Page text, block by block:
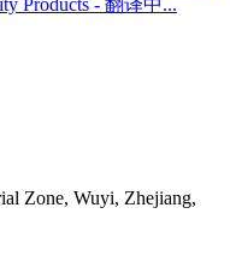
Products - 翻译中...
Zone, Wuyi, Zhejiang,